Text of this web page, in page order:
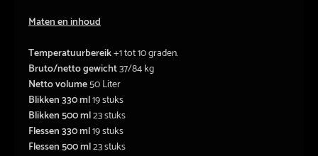
Maten en inhoud
Temperatuurbereik+1 tot 10 graden.
Bruto/netto gewicht37/84 kg
Netto volume50 Liter
Blikken 330 ml19 stuks
Blikken 500 ml23 stuks
Flessen 330 ml19 stuks
Flessen 500 ml23 stuks